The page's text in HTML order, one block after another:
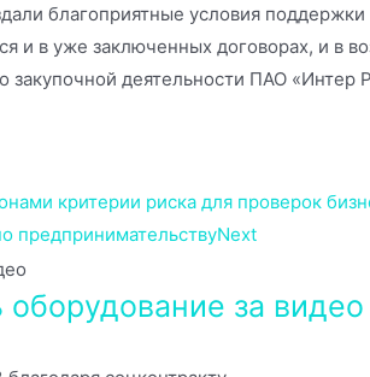
благоприятные условия
и в уже заключенных договорах, и
закупочной деятельности ПАО «Интер
критерии риска для проверок
предпринимательствуNext
за видео